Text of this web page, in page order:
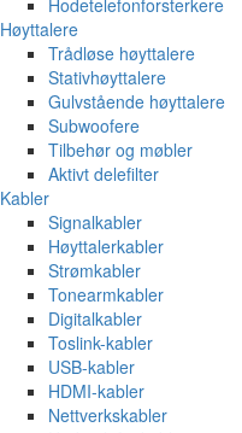
Høyttalere
Trådløse høyttalere
Stativhøyttalere
Gulvstående høyttalere
Subwoofere
Tilbehør og møbler
Aktivt delefilter
Kabler
Signalkabler
Høyttalerkabler
Strømkabler
Tonearmkabler
Digitalkabler
Toslink-kabler
USB-kabler
HDMI-kabler
Nettverkskabler